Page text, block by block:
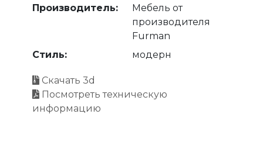
Производитель:
Мебель от
производителя
Furman
Стиль:
модерн
Скачать 3d
Посмотреть техническую
информацию